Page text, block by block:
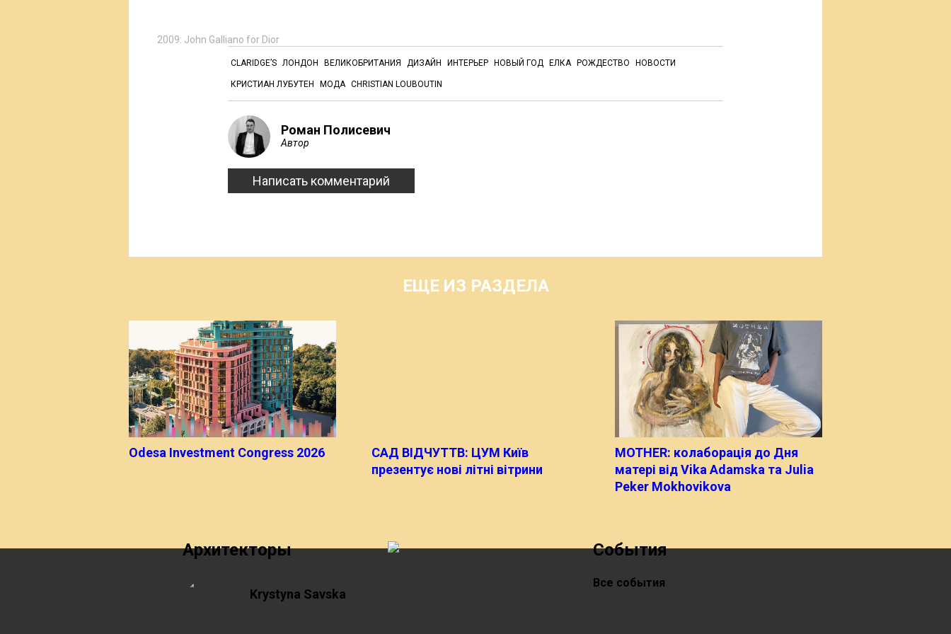
2009: John Galliano for Dior
CLARIDGE’S ЛОНДОН ВЕЛИКОБРИТАНИЯ ДИЗАЙН ИНТЕРЬЕР НОВЫЙ ГОД ЕЛКА РОЖДЕСТВО НОВОСТИ
КРИСТИАН ЛУБУТЕН МОДА CHRISTIAN LOUBOUTIN
Роман Полисевич
Автор
Написать комментарий
ЕЩЕ ИЗ РАЗДЕЛА
Odesa Investment Congress 2026
САД ВІДЧУТТВ: ЦУМ Київ
презентує нові літні вітрини
MOTHER: колаборація до Дня
матері від Vika Adamska та Julia
Peker Mokhovikova
Архитекторы
Krystyna Savska
События
Все события